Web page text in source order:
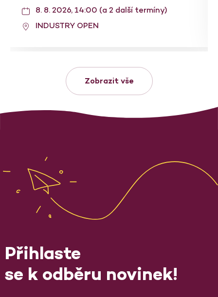
8. 8. 2026, 14:00 (a 2 další termíny)
INDUSTRY OPEN
Zobrazit vše
Přihlaste
se k odběru novinek!